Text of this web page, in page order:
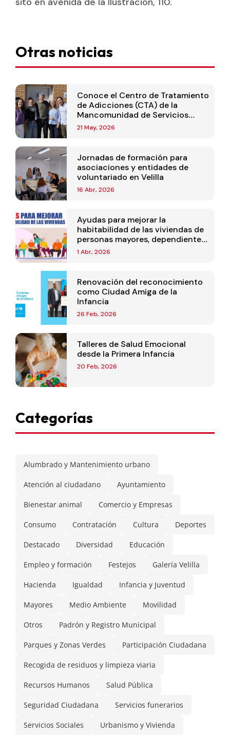
Otras noticias
Conoce el Centro de Tratamiento
de Adicciones (CTA) de la
Mancomunidad de Servicios
Sociales Mejorada-Velilla
21 May, 2026
Jornadas de formación para
asociaciones y entidades de
voluntariado en Velilla
16 Abr, 2026
Ayudas para mejorar la
habitabilidad de las viviendas de
personas mayores, dependientes
o con discapacidad 2026
1 Abr, 2026
Renovación del reconocimiento
como Ciudad Amiga de la
Infancia
26 Feb, 2026
Talleres de Salud Emocional
desde la Primera Infancia
20 Feb, 2026
Categorías
Alumbrado y Mantenimiento urbano
Atención al ciudadano Ayuntamiento
Bienestar animal Comercio y Empresas
Consumo Contratación Cultura Deportes
Destacado Diversidad Educación
Empleo y formación Festejos Galería Velilla
Hacienda Igualdad Infancia y Juventud
Mayores Medio Ambiente Movilidad
Otros Padrón y Registro Municipal
Parques y Zonas Verdes Participación Ciudadana
Recogida de residuos y limpieza viaria
Recursos Humanos Salud Pública
Seguridad Ciudadana Servicios funerarios
Servicios Sociales Urbanismo y Vivienda